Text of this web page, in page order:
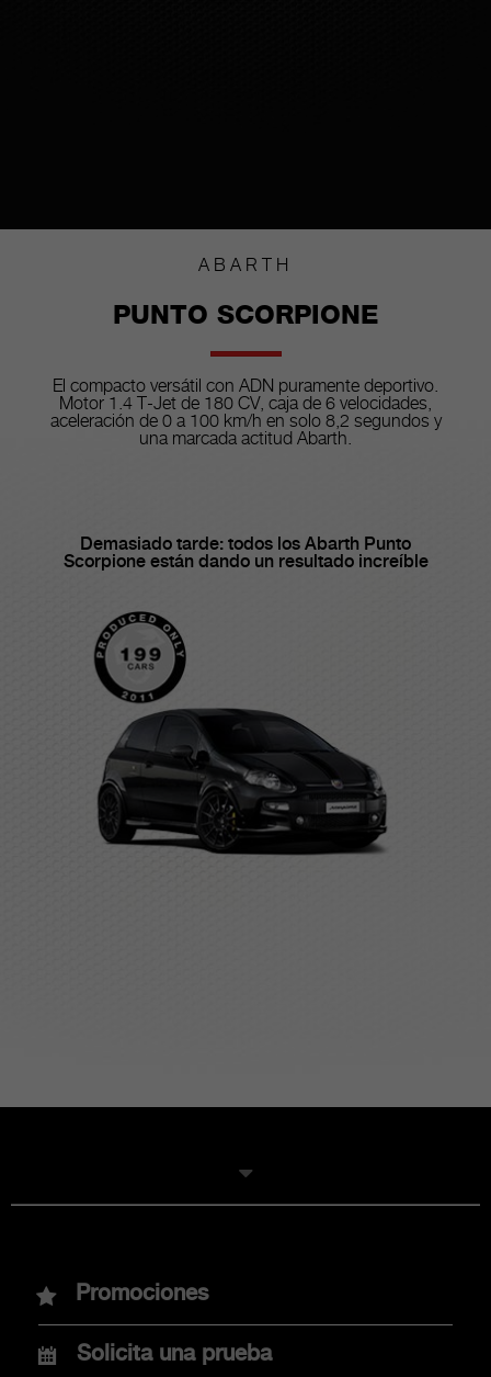
ABARTH
PUNTO SCORPIONE
El compacto versátil con ADN puramente deportivo.
Motor 1.4 T-Jet de 180 CV, caja de 6 velocidades,
aceleración de 0 a 100 km/h en solo 8,2 segundos y
una marcada actitud Abarth.
Demasiado tarde: todos los Abarth Punto
Scorpione están dando un resultado increíble
MODELOS
Nuevo Abarth 600e
Promociones
Solicita una prueba